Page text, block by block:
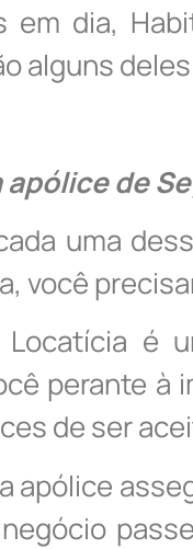
em dia,
alguns
apólice de
uma
você
Locatícia é
perante à
de ser
apólice